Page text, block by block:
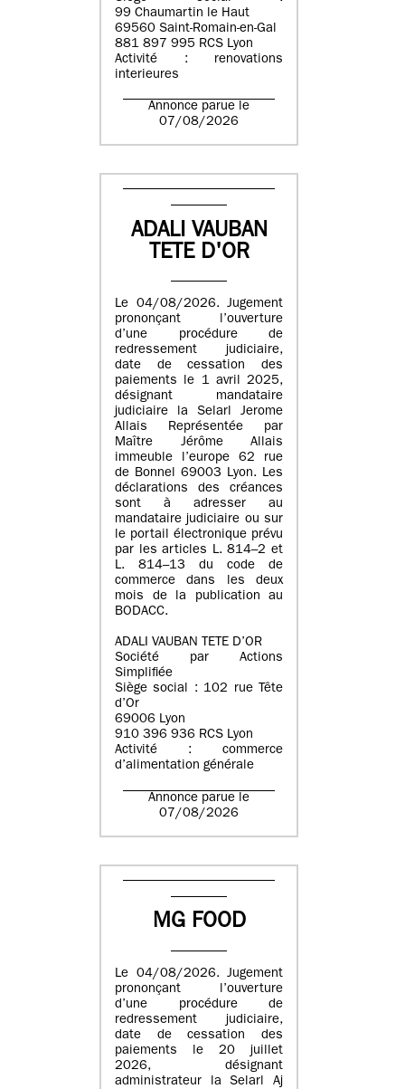
99 Chaumartin le Haut
69560 Saint-Romain-en-Gal
881 897 995 RCS Lyon
Activité : renovations
interieures
Annonce parue le
07/08/2026
ADALI VAUBAN
TETE D'OR
Le 04/08/2026. Jugement
prononçant l’ouverture
d’une procédure de
redressement judiciaire,
date de cessation des
paiements le 1 avril 2025,
désignant mandataire
judiciaire la Selarl Jerome
Allais Représentée par
Maître Jérôme Allais
immeuble l’europe 62 rue
de Bonnel 69003 Lyon. Les
déclarations des créances
sont à adresser au
mandataire judiciaire ou sur
le portail électronique prévu
par les articles L. 814–2 et
L. 814–13 du code de
commerce dans les deux
mois de la publication au
BODACC.
ADALI VAUBAN TETE D’OR
Société par Actions
Simplifiée
Siège social : 102 rue Tête
d’Or
69006 Lyon
910 396 936 RCS Lyon
Activité : commerce
d’alimentation générale
Annonce parue le
07/08/2026
MG FOOD
Le 04/08/2026. Jugement
prononçant l’ouverture
d’une procédure de
redressement judiciaire,
date de cessation des
paiements le 20 juillet
2026, désignant
administrateur la Selarl Aj